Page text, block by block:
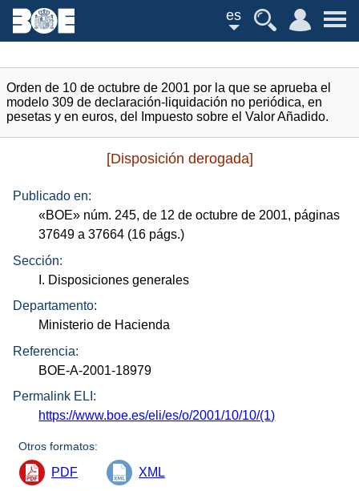
es
Orden de 10 de octubre de 2001 por la que se aprueba el
modelo 309 de declaración-liquidación no periódica, en
pesetas y en euros, del Impuesto sobre el Valor Añadido.
[Disposición derogada]
Publicado en:
«BOE» núm. 245, de 12 de octubre de 2001, páginas
37649 a 37664 (16 págs.)
Sección:
I. Disposiciones generales
Departamento:
Ministerio de Hacienda
Referencia:
BOE-A-2001-18979
Permalink ELI:
https://www.boe.es/eli/es/o/2001/10/10/(1)
Otros formatos:
PDF XML